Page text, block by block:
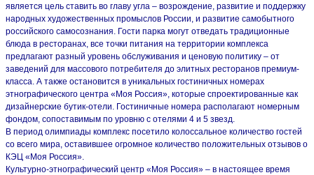
является цель ставить во главу угла – возрождение, развитие и поддержку
народных художественных промыслов России, и развитие самобытного
российского самосознания. Гости парка могут отведать традиционные
блюда в ресторанах, все точки питания на территории комплекса
предлагают разный уровень обслуживания и ценовую политику – от
заведений для массового потребителя до элитных ресторанов премиум-
класса. А также остановится в уникальных гостиничных номерах
этнографического центра «Моя Россия», которые спроектированные как
дизайнерские бутик-отели. Гостиничные номера располагают номерным
фондом, сопоставимым по уровню с отелями 4 и 5 звезд.
В период олимпиады комплекс посетило колоссальное количество гостей
со всего мира, оставившее огромное количество положительных отзывов о
КЭЦ «Моя Россия».
Культурно-этнографический центр «Моя Россия» – в настоящее время